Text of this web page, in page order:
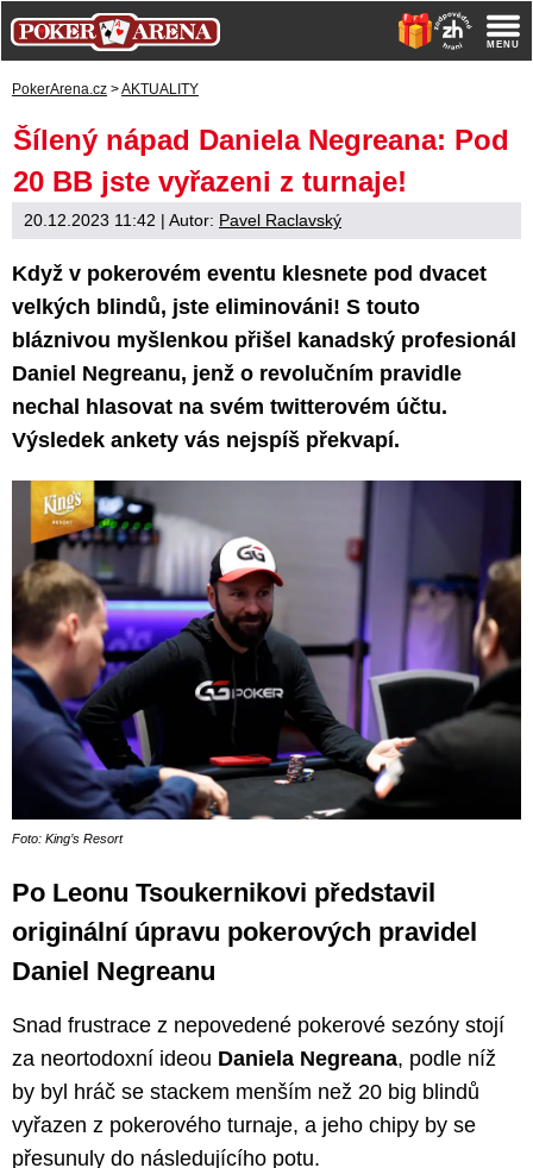
PokerArena.cz >AKTUALITY
Šílený nápad Daniela Negreana: Pod
20 BB jste vyřazeni z turnaje!
20.12.2023 11:42 | Autor: Pavel Raclavský
Když v pokerovém eventu klesnete pod dvacet
velkých blindů, jste eliminováni! S touto
bláznivou myšlenkou přišel kanadský profesionál
Daniel Negreanu, jenž o revolučním pravidle
nechal hlasovat na svém twitterovém účtu.
Výsledek ankety vás nejspíš překvapí.
Foto: King’s Resort
Po Leonu Tsoukernikovi představil
originální úpravu pokerových pravidel
Daniel Negreanu
Snad frustrace z nepovedené pokerové sezóny stojí
za neortodoxní ideou Daniela Negreana, podle níž
by byl hráč se stackem menším než 20 big blindů
vyřazen z pokerového turnaje, a jeho chipy by se
přesunuly do následujícího potu.